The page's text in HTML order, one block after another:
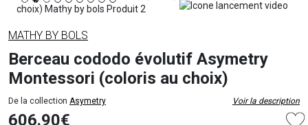
MATHY BY BOLS
Berceau cododo évolutif Asymetry
Montessori (coloris au choix)
De la collection Asymetry Voir la description
606.90€